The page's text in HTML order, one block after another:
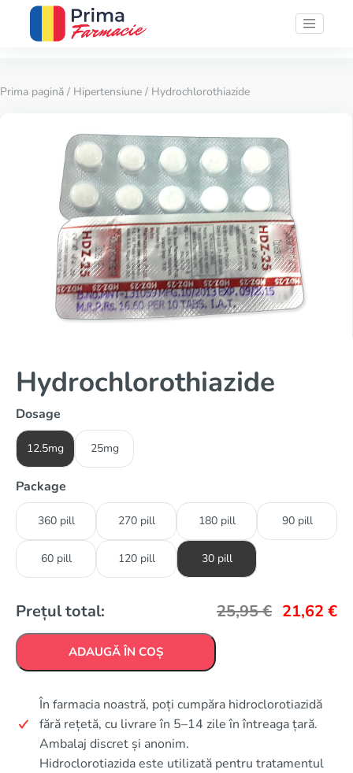
Prima pagină / Hipertensiune / Hydrochlorothiazide
Hydrochlorothiazide
Dosage
12.5mg 25mg
Package
360 pill 270 pill 180 pill 90 pill
60 pill 120 pill 30 pill
Prețul total: 25,95€ 21,62 €
ADAUGĂ ÎN COȘ
În farmacia noastră, poți cumpăra hidroclorotiazidă
fără rețetă, cu livrare în 5–14 zile în întreaga țară.
Ambalaj discret și anonim.
Hidroclorotiazida este utilizată pentru tratamentul